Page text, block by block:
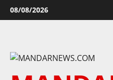
Skip
to
08/08/2026